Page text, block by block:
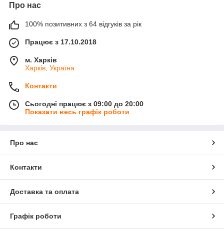
Про нас
100% позитивних з 64 відгуків за рік
Працює з 17.10.2018
м. Харків
Харків, Україна
Контакти
Сьогодні працює з 09:00 до 20:00
Показати весь графік роботи
Про нас
Контакти
Доставка та оплата
Графік роботи